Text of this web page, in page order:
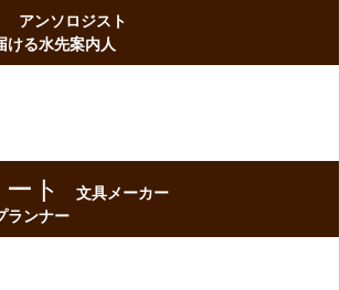
アンソロジスト
ける水先案内人
ト
文具メーカー
ランナー